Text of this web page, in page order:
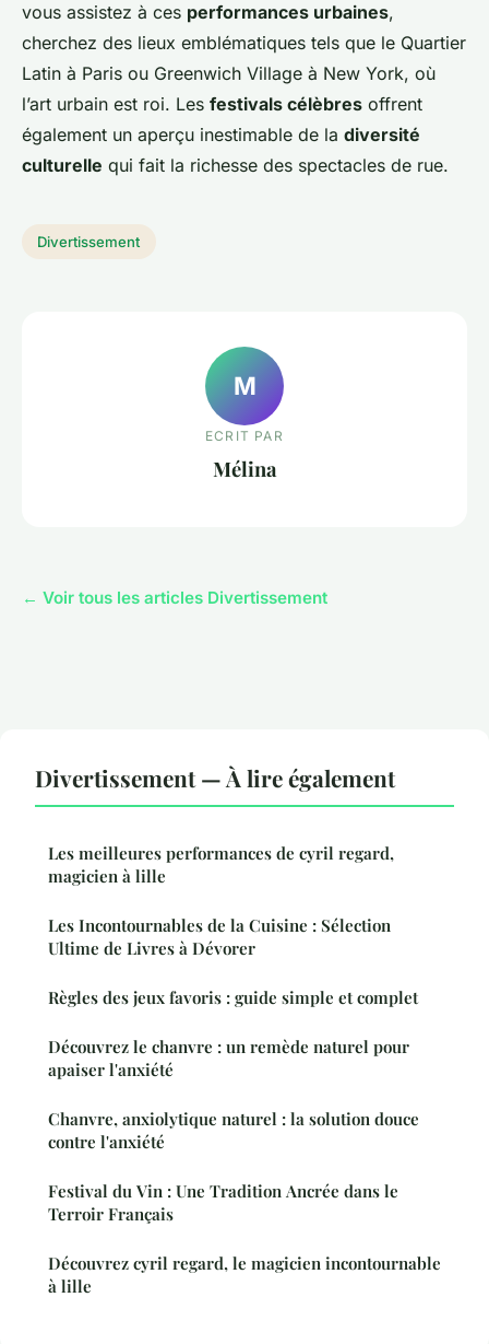
vous assistez à ces performances urbaines,
cherchez des lieux emblématiques tels que le Quartier
Latin à Paris ou Greenwich Village à New York, où
l’art urbain est roi. Les festivals célèbres offrent
également un aperçu inestimable de la diversité
culturelle qui fait la richesse des spectacles de rue.
Divertissement
M
ECRIT PAR
Mélina
← Voir tous les articles Divertissement
Divertissement — À lire également
Les meilleures performances de cyril regard,
magicien à lille
Les Incontournables de la Cuisine : Sélection
Ultime de Livres à Dévorer
Règles des jeux favoris : guide simple et complet
Découvrez le chanvre : un remède naturel pour
apaiser l'anxiété
Chanvre, anxiolytique naturel : la solution douce
contre l'anxiété
Festival du Vin : Une Tradition Ancrée dans le
Terroir Français
Découvrez cyril regard, le magicien incontournable
à lille